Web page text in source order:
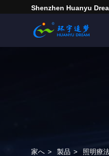
Shenzhen Huanyu
家へ > 製品 > 照明療